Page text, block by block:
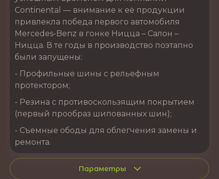
Continental — внимание к её продукции
привлекла победа первого автомобиля
Mercedes-Benz в гонке Ницца – Салон –
Ницца. В те годы в производство поэтапно
были запущены:
- Профильные шины с рельефным
протектором;
- Резина с противоскользящим покрытием
(первый прообраз шипованных шин);
- Съемные ободы для облегчения замены и
ремонта.
Параметры